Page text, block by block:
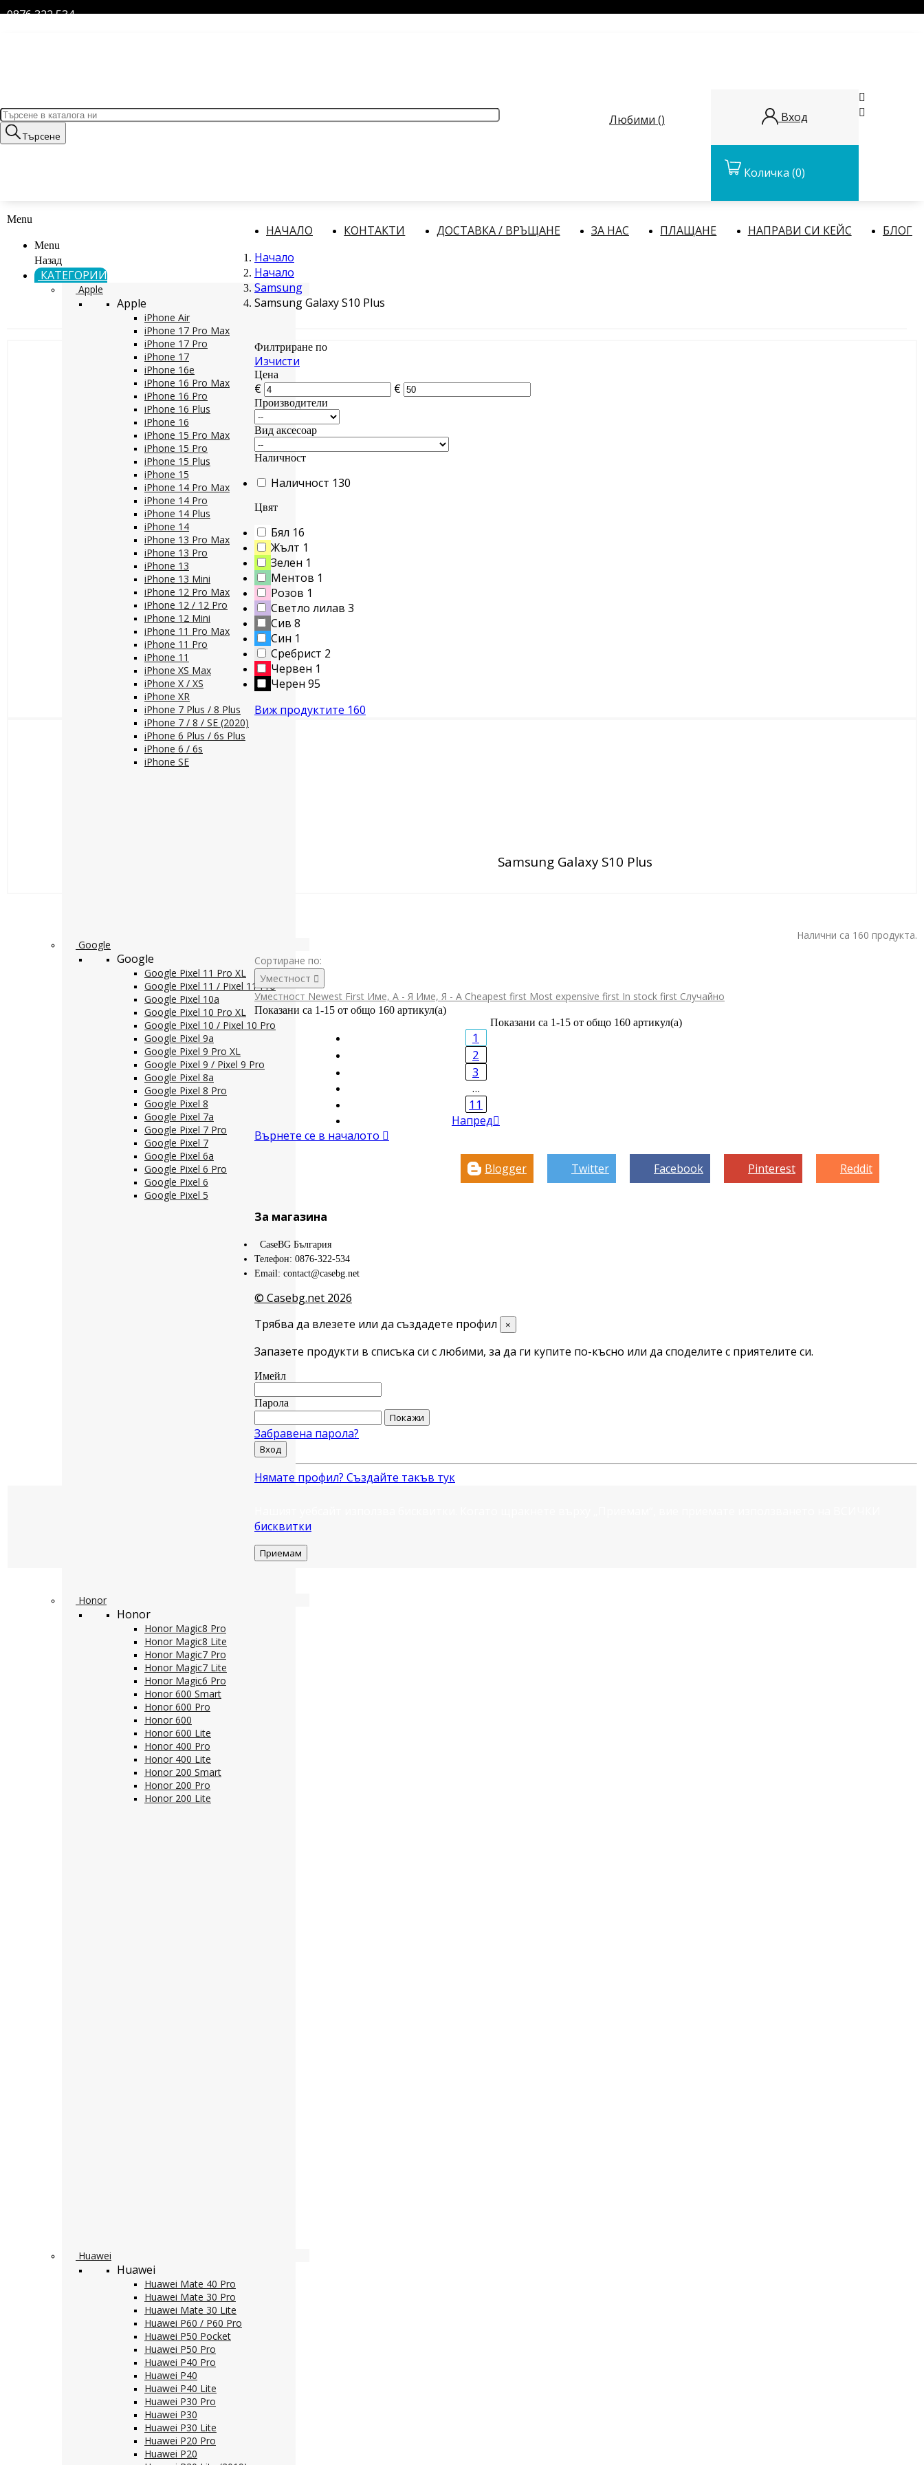
0876 322 534
Търсене
Любими () Вход
Количка (0)


Menu
Menu
Назад
КАТЕГОРИИ
Apple
Apple
iPhone Air
iPhone 17 Pro Max
iPhone 17 Pro
iPhone 17
iPhone 16e
iPhone 16 Pro Max
iPhone 16 Pro
iPhone 16 Plus
iPhone 16
iPhone 15 Pro Max
iPhone 15 Pro
iPhone 15 Plus
iPhone 15
iPhone 14 Pro Max
iPhone 14 Pro
iPhone 14 Plus
iPhone 14
iPhone 13 Pro Max
iPhone 13 Pro
iPhone 13
iPhone 13 Mini
iPhone 12 Pro Max
iPhone 12 / 12 Pro
iPhone 12 Mini
iPhone 11 Pro Max
iPhone 11 Pro
iPhone 11
iPhone XS Max
iPhone X / XS
iPhone XR
iPhone 7 Plus / 8 Plus
iPhone 7 / 8 / SE (2020)
iPhone 6 Plus / 6s Plus
iPhone 6 / 6s
iPhone SE
Google
Google
Google Pixel 11 Pro XL
Google Pixel 11 / Pixel 11 Pro
Google Pixel 10a
Google Pixel 10 Pro XL
Google Pixel 10 / Pixel 10 Pro
Google Pixel 9a
Google Pixel 9 Pro XL
Google Pixel 9 / Pixel 9 Pro
Google Pixel 8a
Google Pixel 8 Pro
Google Pixel 8
Google Pixel 7a
Google Pixel 7 Pro
Google Pixel 7
Google Pixel 6a
Google Pixel 6 Pro
Google Pixel 6
Google Pixel 5
Honor
Honor
Honor Magic8 Pro
Honor Magic8 Lite
Honor Magic7 Pro
Honor Magic7 Lite
Honor Magic6 Pro
Honor 600 Smart
Honor 600 Pro
Honor 600
Honor 600 Lite
Honor 400 Pro
Honor 400 Lite
Honor 200 Smart
Honor 200 Pro
Honor 200 Lite
Huawei
Huawei
Huawei Mate 40 Pro
Huawei Mate 30 Pro
Huawei Mate 30 Lite
Huawei P60 / P60 Pro
Huawei P50 Pocket
Huawei P50 Pro
Huawei P40 Pro
Huawei P40
Huawei P40 Lite
Huawei P30 Pro
Huawei P30
Huawei P30 Lite
Huawei P20 Pro
Huawei P20
НАЧАЛО КОНТАКТИ ДОСТАВКА / ВРЪЩАНЕ ЗА НАС ПЛАЩАНЕ НАПРАВИ СИ КЕЙС
БЛОГ
Начало
Начало
Samsung
Samsung Galaxy S10 Plus
Филтриране по
Изчисти
Цена
€ €
Производители
Вид аксесоар
Наличност
Наличност 130
Цвят
Бял 16
Жълт 1
Зелен 1
Ментов 1
Розов 1
Светло лилав 3
Сив 8
Син 1
Сребрист 2
Червен 1
Черен 95
Виж продуктите 160
Samsung Galaxy S10 Plus
Налични са 160 продукта.
Сортиране по:
Уместност 
Уместност Newest First Име, А - Я Име, Я - А Cheapest first Most expensive first In stock first Случайно
Показани са 1-15 от общо 160 артикул(а)
Показани са 1-15 от общо 160 артикул(а)
1
2
3
…
11
Напред
Върнете се в началото 
Blogger Twitter Facebook Pinterest Reddit
За магазина
CaseBG България
Телефон: 0876-322-534
Email: contact@casebg.net
© Casebg.net 2026
Трябва да влезете или да създадете профил
×
Запазете продукти в списъка си с любими, за да ги купите по-късно или да споделите с приятелите си.
Имейл
Парола
Покажи
Забравена парола?
Вход
Нямате профил? Създайте такъв тук
бисквитки
Приемам